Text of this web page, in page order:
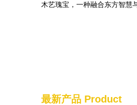
木艺瑰宝，一种融合东方智慧
最新产品 Product